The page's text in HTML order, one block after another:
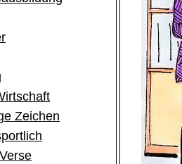
Zeichen